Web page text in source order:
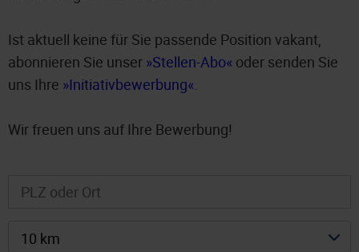
Ist aktuell keine für Sie passende Position vakant,
abonnieren Sie unser Stellen-Abo oder senden Sie
uns Ihre Initiativbewerbung .
Wir freuen uns auf Ihre Bewerbung!
10 km